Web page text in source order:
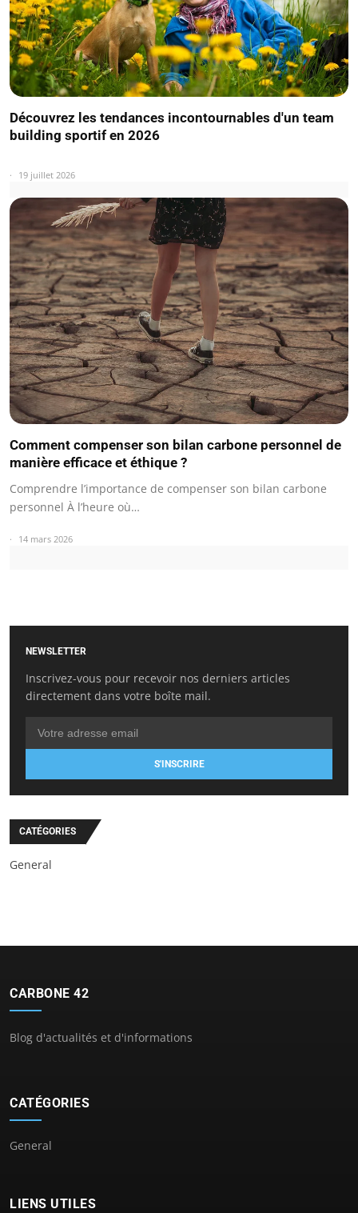
Découvrez les tendances incontournables d'un team
building sportif en 2026
19 juillet 2026
Comment compenser son bilan carbone personnel de
manière efficace et éthique ?
Comprendre l’importance de compenser son bilan carbone
personnel À l’heure où…
14 mars 2026
NEWSLETTER
Inscrivez-vous pour recevoir nos derniers articles
directement dans votre boîte mail.
S'INSCRIRE
CATÉGORIES
General
CARBONE 42
Blog d'actualités et d'informations
CATÉGORIES
General
LIENS UTILES